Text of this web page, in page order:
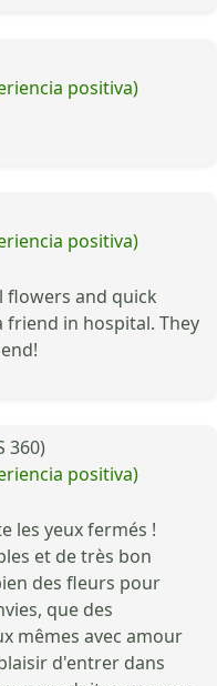
positiva)
positiva)
flowers and quick
in hospital. They
360)
positiva)
les yeux fermés !
et de très bon
des fleurs pour
que des
mêmes avec amour
d'entrer dans